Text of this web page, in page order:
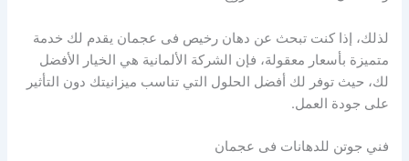
لذلك، إذا كنت تبحث عن دهان رخيص فى عجمان يقدم لك خدمة
متميزة بأسعار معقولة، فإن الشركة الألمانية هي الخيار الأفضل
لك، حيث توفر لك أفضل الحلول التي تناسب ميزانيتك دون التأثير
على جودة العمل.
فني جوتن للدهانات فى عجمان